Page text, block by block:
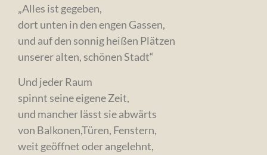
„Alles ist gegeben,
dort unten in den engen Gassen,
und auf den sonnig heißen Plätzen
unserer alten, schönen Stadt“
Und jeder Raum
spinnt seine eigene Zeit,
und mancher lässt sie abwärts
von Balkonen,Türen, Fenstern,
weit geöffnet oder angelehnt,